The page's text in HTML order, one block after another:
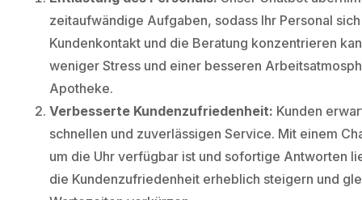
zeitaufwändige Aufgaben, sodass Ihr Personal
Kundenkontakt und die Beratung konzentrieren
weniger Stress und einer besseren
Apotheke.
Verbesserte Kundenzufriedenheit: Kunden
schnellen und zuverlässigen Service. Mit einem
um die Uhr verfügbar ist und sofortige Antworten
die Kundenzufriedenheit erheblich steigern und